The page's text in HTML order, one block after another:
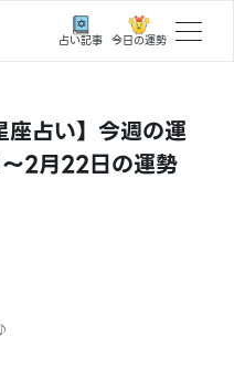
占い記事 今日の運勢
座占い】今週の運
2月22日の運勢